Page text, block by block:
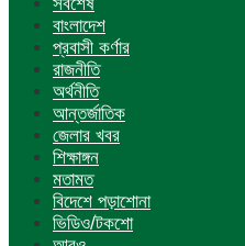
বাংলাদেশ
প্রবাসী কর্ণার
রাজনীতি
অর্থনীতি
আন্তর্জাতিক
জেলার খবর
শিক্ষাঙ্গন
মতামত
বিদেশে পড়াশোনা
ভিডিও/টকশো